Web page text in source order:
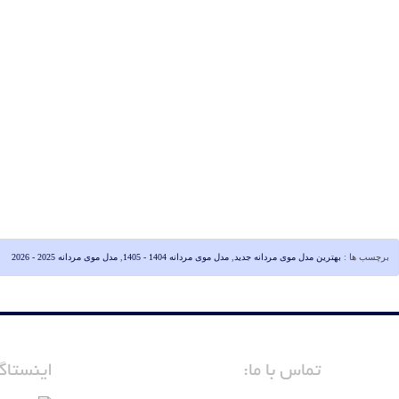
برچسب ها : بهترین مدل موی مردانه جدید مدل موی مردانه 1404 - 1405 مدل موی مردانه 2025 - 2026
تماس با ما: